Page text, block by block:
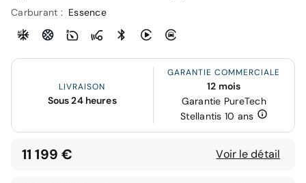
Carburant : Essence
LIVRAISON
Sous 24 heures
GARANTIE COMMERCIALE
12 mois
Garantie PureTech
Stellantis 10 ans
11 199 € Voir le détail